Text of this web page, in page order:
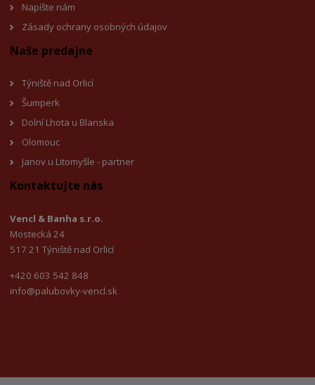
Napíšte nám
Zásady ochrany osobných údajov
Naše predajne
Týniště nad Orlicí
Šumperk
Dolní Lhota u Blanska
Olomouc
Janov u Litomyšle - partner
Kontaktujte nás
Vencl & Banha s.r.o.
Mostecká 24
517 21 Týniště nad Orlicí
+420 603 542 848
info@palubovky-vencl.sk